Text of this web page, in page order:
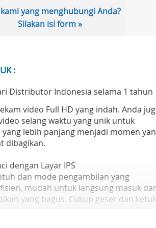
yang menghubungi Anda?
Silakan isi form »
:
Distributor Indonesia selama 1 tahun
video Full HD yang indah. Anda
selang waktu yang unik untuk
lebih panjang menjadi momen
dibagikan.
dengan Layar IPS
dan mode pengambilan yang
mudah untuk langsung masuk
yang bagus. Cukup geser dan